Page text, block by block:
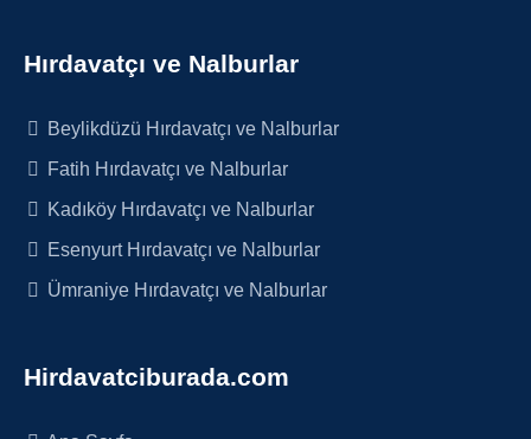
Hırdavatçı ve Nalburlar
Beylikdüzü Hırdavatçı ve Nalburlar
Fatih Hırdavatçı ve Nalburlar
Kadıköy Hırdavatçı ve Nalburlar
Esenyurt Hırdavatçı ve Nalburlar
Ümraniye Hırdavatçı ve Nalburlar
Hirdavatciburada.com